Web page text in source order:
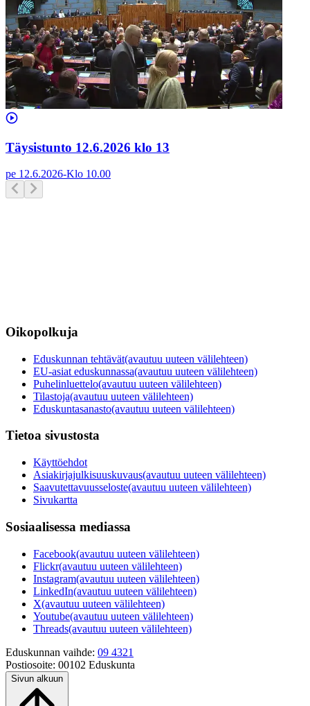
Täysistunto 12.6.2026 klo 13
pe 12.6.2026-Klo 10.00
Oikopolkuja
Eduskunnan tehtävät(avautuu uuteen välilehteen)
EU-asiat eduskunnassa(avautuu uuteen välilehteen)
Puhelinluettelo(avautuu uuteen välilehteen)
Tilastoja(avautuu uuteen välilehteen)
Eduskuntasanasto(avautuu uuteen välilehteen)
Tietoa sivustosta
Käyttöehdot
Asiakirjajulkisuuskuvaus(avautuu uuteen välilehteen)
Saavutettavuusseloste(avautuu uuteen välilehteen)
Sivukartta
Sosiaalisessa mediassa
Facebook(avautuu uuteen välilehteen)
Flickr(avautuu uuteen välilehteen)
Instagram(avautuu uuteen välilehteen)
LinkedIn(avautuu uuteen välilehteen)
X(avautuu uuteen välilehteen)
Youtube(avautuu uuteen välilehteen)
Threads(avautuu uuteen välilehteen)
Eduskunnan vaihde: 09 4321
Postiosoite: 00102 Eduskunta
Sivun alkuun